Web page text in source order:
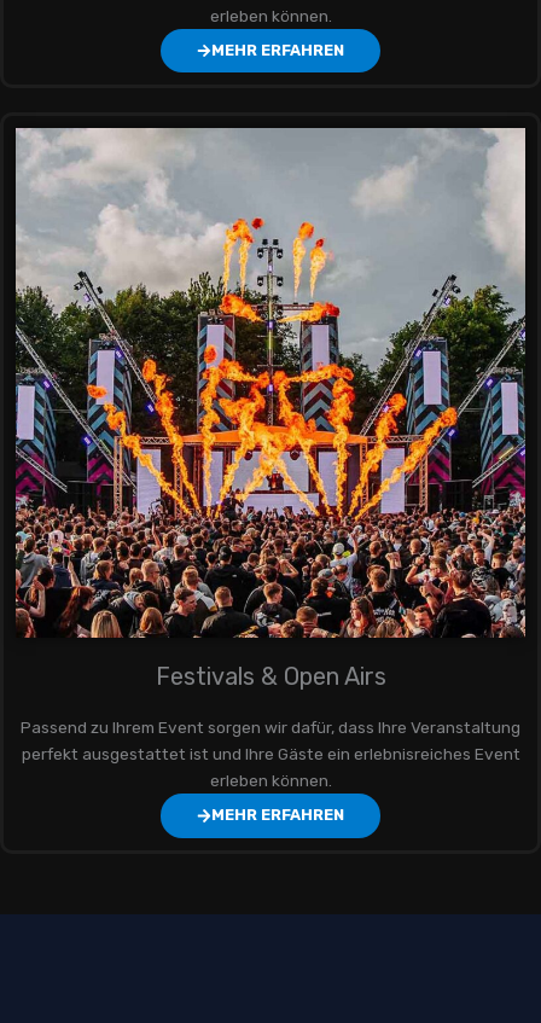
erleben können.
MEHR ERFAHREN
Festivals & Open Airs
Passend zu Ihrem Event sorgen wir dafür, dass Ihre Veranstaltung
perfekt ausgestattet ist und Ihre Gäste ein erlebnisreiches Event
erleben können.
MEHR ERFAHREN